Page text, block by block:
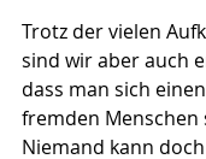
Trotz der vielen
sind wir aber auch
dass man sich
fremden Menschen
Niemand kann